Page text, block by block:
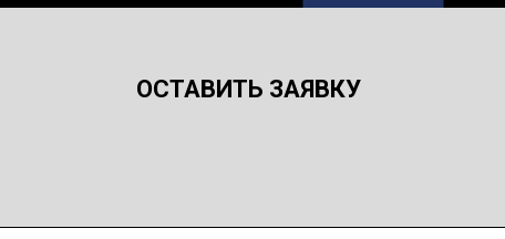
ОСТАВИТЬ ЗАЯВКУ